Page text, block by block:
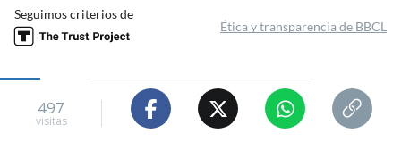
Seguimos criterios de
Ética y transparencia de BBCL
497
visitas